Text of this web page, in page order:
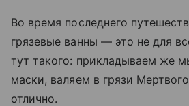
Во время последнего
грязевые ванны — это не для
тут такого: прикладываем же
маски, валяем в грязи
отлично.